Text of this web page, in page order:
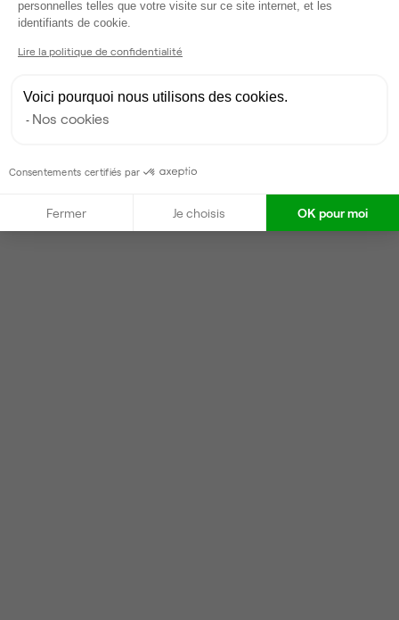
personnelles telles que votre visite sur ce site internet, et les
identifiants de cookie.
Lire la politique de confidentialité
Voici pourquoi nous utilisons des cookies.
Nos cookies
Consentements certifiés par
Fermer Je choisis OK pour moi